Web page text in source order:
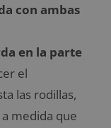
con ambas
en la parte
el
las rodillas,
medida que